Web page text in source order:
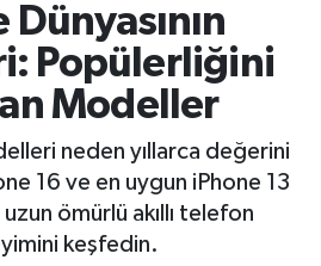
Dünyasının
Popülerliğini
Modeller
neden yıllarca değerini
16 ve en uygun iPhone 13
ömürlü akıllı telefon
keşfedin.